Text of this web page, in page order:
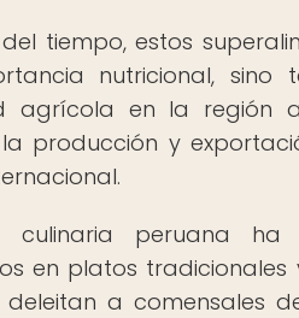
tiempo, estos
nutricional,
agrícola en la región
producción y
culinaria peruana
en platos
deleitan a comensales